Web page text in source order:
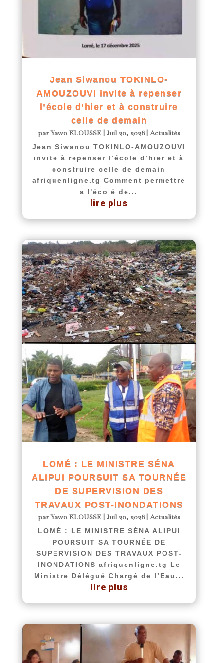
Jean Siwanou TOKINLO-
AMOUZOUVI invite à repenser
l’école d’hier et à construire
celle de demain
parYawo KLOUSSE| Juil 20, 2026|Actualités
Jean Siwanou TOKINLO-AMOUZOUVI
invite à repenser l’école d’hier et à
construire celle de demain
afriquenligne.tg Comment permettre
a l'écolé de...
lire plus
LOMÉ : LE MINISTRE SÉNA
ALIPUI POURSUIT SA TOURNÉE
DE SUPERVISION DES
TRAVAUX POST-INONDATIONS
parYawo KLOUSSE| Juil 20, 2026|Actualités
LOMÉ : LE MINISTRE SÉNA ALIPUI
POURSUIT SA TOURNÉE DE
SUPERVISION DES TRAVAUX POST-
INONDATIONS afriquenligne.tg Le
Ministre Délégué Chargé de l’Eau...
lire plus